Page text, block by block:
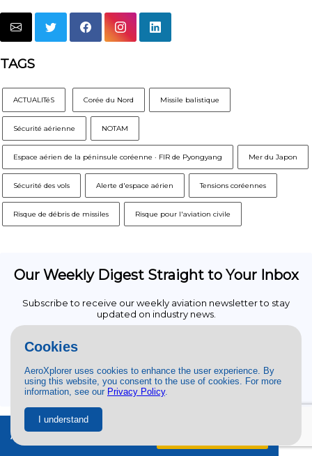
Cookies
AeroXplorer uses cookies to enhance the user experience. By
using this website, you consent to the use of cookies. For more
information, see our Privacy Policy.
I understand
TAGS
ACTUALITéS Corée du Nord Missile balistique
Sécurité aérienne NOTAM
Espace aérien de la péninsule coréenne · FIR de Pyongyang Mer du Japon
Sécurité des vols Alerte d'espace aérien Tensions coréennes
Risque de débris de missiles Risque pour l'aviation civile
Our Weekly Digest Straight to Your Inbox
Subscribe to receive our weekly aviation newsletter to stay
updated on industry news.
No spam, no BS. Unsubscribe at any time.
RECENTLY PUBLISHED
Ad-free + exclusive content.